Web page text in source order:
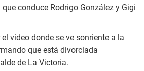
conduce Rodrigo González y Gigi
video donde se ve sonriente a la
que está divorciada
de La Victoria.